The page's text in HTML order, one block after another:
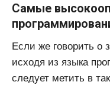
Самые
Если же говорить о
исходя из языка
следует метить в